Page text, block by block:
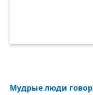
Мудрые люди